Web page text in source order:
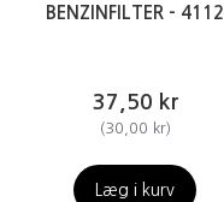
BENZINFILTER - 4112
37,50 kr
(30,00 kr)
Læg i kurv